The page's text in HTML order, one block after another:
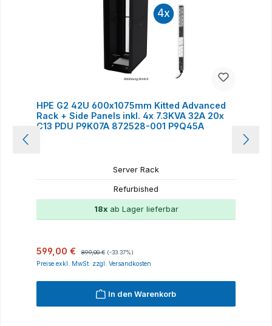
HPE G2 42U 600x1075mm Kitted Advanced
Rack + Side Panels inkl. 4x 7.3KVA 32A 20x
C13 PDU P9K07A 872528-001 P9Q45A
Server Rack
Refurbished
18xab Lager lieferbar
Verkaufspreis:
599,00 € Regulärer Preis:
899,00 € (-33.37%)
Preise exkl. MwSt. zzgl. Versandkosten
In den Warenkorb